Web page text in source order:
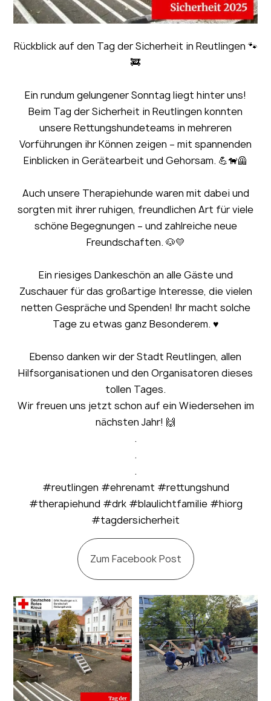
Rückblick auf den Tag der Sicherheit in Reutlingen 🐾
🚒
Ein rundum gelungener Sonntag liegt hinter uns!
Beim Tag der Sicherheit in Reutlingen konnten
unsere Rettungshundeteams in mehreren
Vorführungen ihr Können zeigen – mit spannenden
Einblicken in Gerätearbeit und Gehorsam. 💪🐕‍🦺
Auch unsere Therapiehunde waren mit dabei und
sorgten mit ihrer ruhigen, freundlichen Art für viele
schöne Begegnungen – und zahlreiche neue
Freundschaften. 🐶💛
Ein riesiges Dankeschön an alle Gäste und
Zuschauer für das großartige Interesse, die vielen
netten Gespräche und Spenden! Ihr macht solche
Tage zu etwas ganz Besonderem. ♥️
Ebenso danken wir der Stadt Reutlingen, allen
Hilfsorganisationen und den Organisatoren dieses
tollen Tages.
Wir freuen uns jetzt schon auf ein Wiedersehen im
nächsten Jahr! 🙌
.
.
.
#reutlingen #ehrenamt #rettungshund
#therapiehund #drk #blaulichtfamilie #hiorg
#tagdersicherheit
Zum Facebook Post